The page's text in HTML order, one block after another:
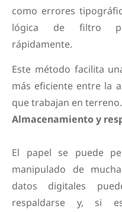
como errores
lógica de filtro
rápidamente.
Este método facilita
más eficiente entre la
que trabajan en terreno.
Almacenamiento y
El papel se puede
manipulado de
datos digitales
respaldarse y, si